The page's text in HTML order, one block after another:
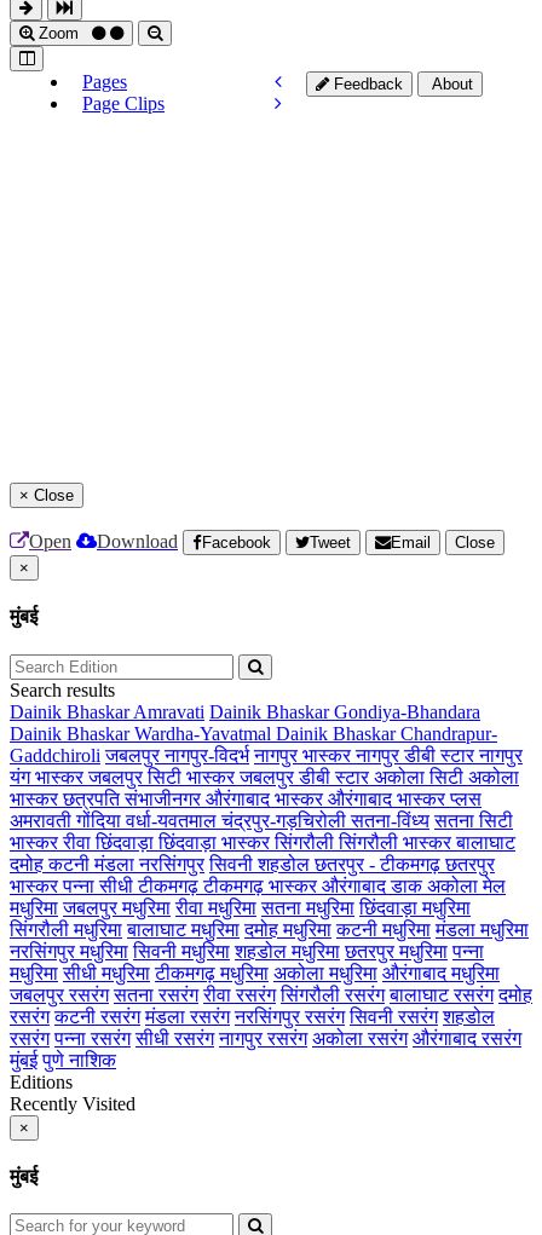
Zoom
Pages
Page Clips
Feedback About
× Close
Open Download Facebook Tweet Email
Close
×
मुंबई
Search results
Dainik Bhaskar Amravati Dainik Bhaskar Gondiya-Bhandara
Dainik Bhaskar Wardha-Yavatmal Dainik Bhaskar Chandrapur-
Gaddchiroli जबलपुरनागपुर-विदर्भ नागपुर भास्करनागपुर डीबी स्टारनागपुर
यंग भास्करजबलपुर सिटी भास्करजबलपुर डीबी स्टारअकोला सिटी अकोला
भास्करछत्रपति संभाजीनगरऔरंगाबाद भास्करऔरंगाबाद भास्कर प्लस
अमरावतीगोंदियावर्धा-यवतमालचंद्रपुर-गड़चिरोलीसतना-विंध्य सतना सिटी
भास्कररीवाछिंदवाड़ाछिंदवाड़ा भास्करसिंगरौलीसिंगरौली भास्करबालाघाट
दमोहकटनीमंडलानरसिंगपुर सिवनीशहडोलछतरपुर - टीकमगढ़छतरपुर
भास्करपन्नासीधीटीकमगढ़टीकमगढ़ भास्करऔरंगाबाद डाकअकोला मेल
मधुरिमा जबलपुर मधुरिमा रीवा मधुरिमा सतना मधुरिमा छिंदवाड़ा मधुरिमा
सिंगरौली मधुरिमा बालाघाट मधुरिमा दमोह मधुरिमा कटनी मधुरिमा मंडला मधुरिमा
नरसिंगपुर मधुरिमा सिवनी मधुरिमा शहडोल मधुरिमा छतरपुर मधुरिमा पन्ना
मधुरिमा सीधी मधुरिमा टीकमगढ़ मधुरिमा अकोला मधुरिमा औरंगाबाद मधुरिमा
जबलपुर रसरंग सतना रसरंग रीवा रसरंग सिंगरौली रसरंग बालाघाट रसरंग दमोह
रसरंग कटनी रसरंग मंडला रसरंग नरसिंगपुर रसरंग सिवनी रसरंग शहडोल
रसरंग पन्ना रसरंग सीधी रसरंग नागपुर रसरंग अकोला रसरंग औरंगाबाद रसरंग
मुंबई पुणेनाशिक
Editions
Recently Visited
×
मुंबई